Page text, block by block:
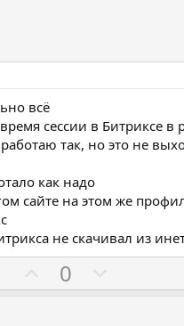
и
всё
сессии в Битриксе в
так, но это не
как надо
сайте на этом же
не скачивал из
а
0
р